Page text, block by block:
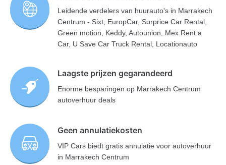
Leidende verdelers van huurauto's in Marrakech
Centrum - Sixt, EuropCar, Surprice Car Rental,
Green motion, Keddy, Autounion, Mex Rent a
Car, U Save Car Truck Rental, Locationauto
Laagste prijzen gegarandeerd
Enorme besparingen op Marrakech Centrum
autoverhuur deals
Geen annulatiekosten
VIP Cars biedt gratis annulatie voor autoverhuur
in Marrakech Centrum